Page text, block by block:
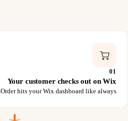
01
Your customer checks out on Wix
Order hits your Wix dashboard like always.